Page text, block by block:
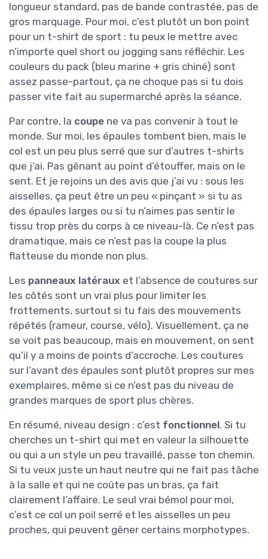
longueur standard, pas de bande contrastée, pas de
gros marquage. Pour moi, c’est plutôt un bon point
pour un t-shirt de sport : tu peux le mettre avec
n’importe quel short ou jogging sans réfléchir. Les
couleurs du pack (bleu marine + gris chiné) sont
assez passe-partout, ça ne choque pas si tu dois
passer vite fait au supermarché après la séance.
Par contre, la coupe ne va pas convenir à tout le
monde. Sur moi, les épaules tombent bien, mais le
col est un peu plus serré que sur d’autres t-shirts
que j’ai. Pas gênant au point d’étouffer, mais on le
sent. Et je rejoins un des avis que j’ai vu : sous les
aisselles, ça peut être un peu « pinçant » si tu as
des épaules larges ou si tu n’aimes pas sentir le
tissu trop près du corps à ce niveau-là. Ce n’est pas
dramatique, mais ce n’est pas la coupe la plus
flatteuse du monde non plus.
Les panneaux latéraux et l’absence de coutures sur
les côtés sont un vrai plus pour limiter les
frottements, surtout si tu fais des mouvements
répétés (rameur, course, vélo). Visuellement, ça ne
se voit pas beaucoup, mais en mouvement, on sent
qu’il y a moins de points d’accroche. Les coutures
sur l’avant des épaules sont plutôt propres sur mes
exemplaires, même si ce n’est pas du niveau de
grandes marques de sport plus chères.
En résumé, niveau design : c’est fonctionnel. Si tu
cherches un t-shirt qui met en valeur la silhouette
ou qui a un style un peu travaillé, passe ton chemin.
Si tu veux juste un haut neutre qui ne fait pas tâche
à la salle et qui ne coûte pas un bras, ça fait
clairement l’affaire. Le seul vrai bémol pour moi,
c’est ce col un poil serré et les aisselles un peu
proches, qui peuvent gêner certains morphotypes.